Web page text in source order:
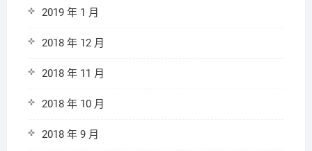
2019 年 1 月
2018 年 12 月
2018 年 11 月
2018 年 10 月
2018 年 9 月